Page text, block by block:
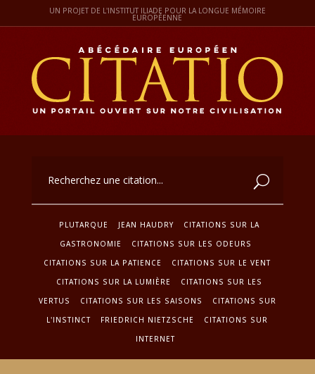
UN PROJET DE L'INSTITUT ILIADE POUR LA LONGUE MÉMOIRE
EUROPÉENNE
PLUTARQUE JEAN HAUDRY
CITATIONS SUR LA
GASTRONOMIE
CITATIONS SUR LES ODEURS
CITATIONS SUR LA PATIENCE
CITATIONS SUR LE VENT
CITATIONS SUR LA LUMIÈRE
CITATIONS SUR LES
VERTUS
CITATIONS SUR LES SAISONS
CITATIONS SUR
L'INSTINCT
FRIEDRICH NIETZSCHE
CITATIONS SUR
INTERNET